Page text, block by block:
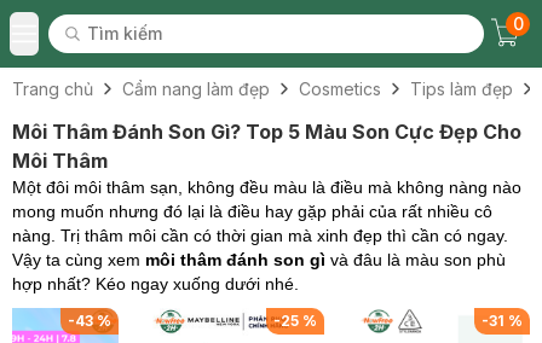
Toggle Menu
Tìm kiếm
Tìm kiếm
0
Trang chủ Cẩm nang làm đẹp Cosmetics Tips làm đẹp
Môi Thâm Đánh Son Gì? Top 5 Màu Son Cực Đẹp Cho
Môi Thâm
Một đôi môi thâm sạn, không đều màu là điều mà không nàng nào
mong muốn nhưng đó lại là điều hay gặp phải của rất nhiều cô
nàng. Trị thâm môi cần có thời gian mà xinh đẹp thì cần có ngay.
Vậy ta cùng xem môi thâm đánh son gì và đâu là màu son phù
hợp nhất? Kéo ngay xuống dưới nhé.
-43% -25 % -31 %